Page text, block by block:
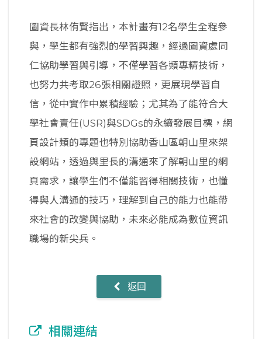
圖資長林侑賢指出，本計畫有12名學生全程參
與，學生都有強烈的學習興趣，經過圖資處同
仁協助學習與引導，不僅學習各類專精技術，
也努力共考取26張相關證照，更展現學習自
信，從中實作中累積經驗；尤其為了能符合大
學社會責任(USR)與SDGs的永續發展目標，網
頁設計類的專題也特別協助香山區朝山里來架
設網站，透過與里長的溝通來了解朝山里的網
頁需求，讓學生們不僅能習得相關技術，也懂
得與人溝通的技巧，理解到自己的能力也能帶
來社會的改變與協助，未來必能成為數位資訊
職場的新尖兵。
返回
相關連結